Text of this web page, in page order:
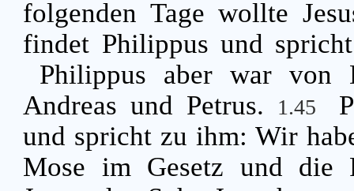
folgenden Tage wollte
findet Philippus und
Philippus aber war von
Andreas und Petrus.
1.45
und spricht zu ihm: Wir
Mose im Gesetz und die